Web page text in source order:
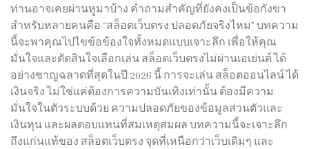
ท่านอาจเคยผ่านหูมาบ้าง คำถามสำคัญที่ยังคงเป็นข้อกังขา
สำหรับหลายคนคือ “สล็อตเว็บตรง ปลอดภัยจริงไหม” บทความ
นี้จะพาคุณไปไขข้อข้องใจทั้งหมดแบบเจาะลึก เพื่อให้คุณ
มั่นใจและตัดสินใจเลือกเล่น สล็อตเว็บตรงไม่ผ่านเอเย่นต์ ได้
อย่างชาญฉลาดที่สุดในปี 2026 นี้ การจะเล่น สล็อตออนไลน์ ได้
เงินจริง ไม่ใช่แค่ต้องการความบันเทิงเท่านั้น ต้องมีความ
มั่นใจในตัวระบบด้วย ความปลอดภัยของข้อมูลส่วนตัวและ
เงินทุน และผลตอบแทนที่สมเหตุสมผล บทความนี้จะเจาะลึก
ถึงแก่นแท้ของ สล็อตเว็บตรง จุดที่เหนือกว่าเว็บเดิมๆ และ